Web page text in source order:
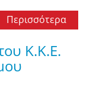
Περισσότερα
Κ.Κ.Ε.